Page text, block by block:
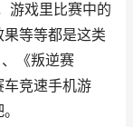
游戏里比赛中的
等等都是这类
《叛逆赛
车竞速手机游